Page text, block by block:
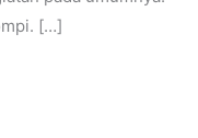
[…]